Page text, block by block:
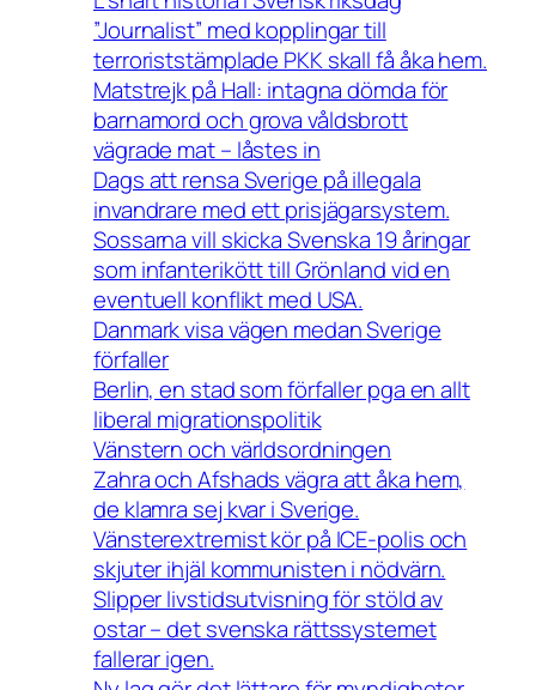
”Journalist” med kopplingar till
terroriststämplade PKK skall få åka hem.
Matstrejk på Hall: intagna dömda för
barnamord och grova våldsbrott
vägrade mat – låstes in
Dags att rensa Sverige på illegala
invandrare med ett prisjägarsystem.
Sossarna vill skicka Svenska 19 åringar
som infanterikött till Grönland vid en
eventuell konflikt med USA.
Danmark visa vägen medan Sverige
förfaller
Berlin, en stad som förfaller pga en allt
liberal migrationspolitik
Vänstern och världsordningen
Zahra och Afshads vägra att åka hem,
de klamra sej kvar i Sverige.
Vänsterextremist kör på ICE-polis och
skjuter ihjäl kommunisten i nödvärn.
Slipper livstidsutvisning för stöld av
ostar – det svenska rättssystemet
fallerar igen.